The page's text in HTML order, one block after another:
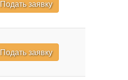
Подать заявку
Подать заявку